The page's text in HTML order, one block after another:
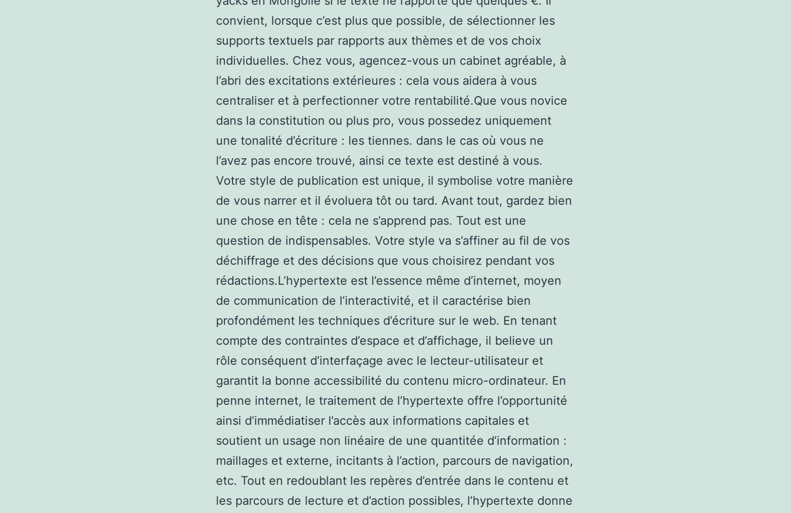
convient, lorsque c’est plus que possible, de sélectionner les
supports textuels par rapports aux thèmes et de vos choix
individuelles. Chez vous, agencez-vous un cabinet agréable, à
l’abri des excitations extérieures : cela vous aidera à vous
centraliser et à perfectionner votre rentabilité.Que vous novice
dans la constitution ou plus pro, vous possedez uniquement
une tonalité d’écriture : les tiennes. dans le cas où vous ne
l’avez pas encore trouvé, ainsi ce texte est destiné à vous.
Votre style de publication est unique, il symbolise votre manière
de vous narrer et il évoluera tôt ou tard. Avant tout, gardez bien
une chose en tête : cela ne s’apprend pas. Tout est une
question de indispensables. Votre style va s’affiner au fil de vos
déchiffrage et des décisions que vous choisirez pendant vos
rédactions.L’hypertexte est l’essence même d’internet, moyen
de communication de l’interactivité, et il caractérise bien
profondément les techniques d’écriture sur le web. En tenant
compte des contraintes d’espace et d’affichage, il believe un
rôle conséquent d’interfaçage avec le lecteur-utilisateur et
garantit la bonne accessibilité du contenu micro-ordinateur. En
penne internet, le traitement de l’hypertexte offre l’opportunité
ainsi d’immédiatiser l’accès aux informations capitales et
soutient un usage non linéaire de une quantitée d’information :
maillages et externe, incitants à l’action, parcours de navigation,
etc. Tout en redoublant les repères d’entrée dans le contenu et
les parcours de lecture et d’action possibles, l’hypertexte donne